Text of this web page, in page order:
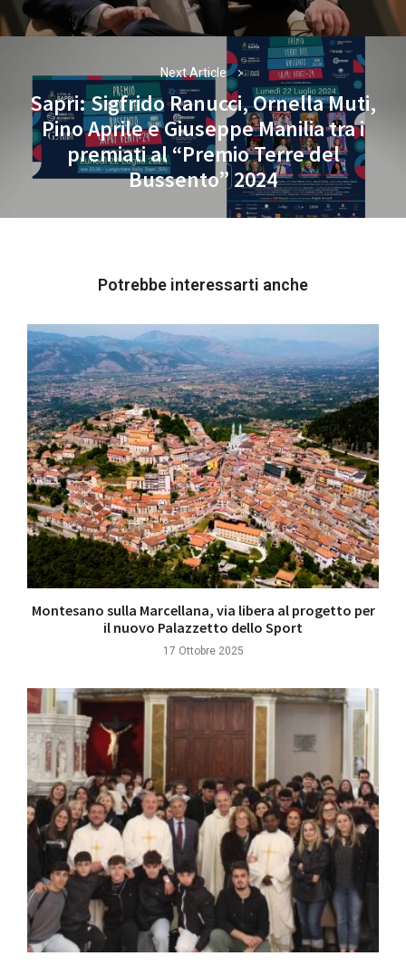
Next Article
Next
post:
Sapri: Sigfrido Ranucci, Ornella Muti,
Pino Aprile e Giuseppe Manilia tra i
premiati al “Premio Terre del
Bussento” 2024
Potrebbe interessarti anche
Montesano sulla Marcellana, via libera al progetto per
il nuovo Palazzetto dello Sport
17 Ottobre 2025